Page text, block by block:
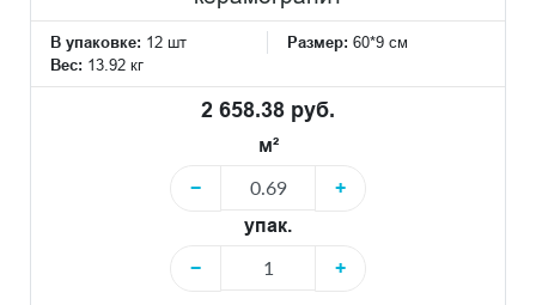
В упаковке: 12 шт Размер: 60*9 см
Вес: 13.92 кг
2 658.38 руб.
м²
−
+
упак.
−
+